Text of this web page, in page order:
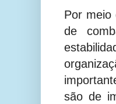
Por meio
de
são de